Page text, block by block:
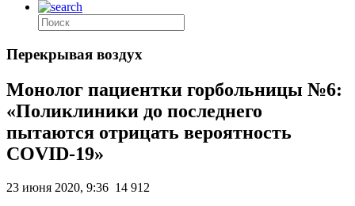
Перекрывая воздух
Монолог пациентки горбольницы №6:
«Поликлиники до последнего
пытаются отрицать вероятность
COVID-19»
23 июня 2020, 9:36 14 912